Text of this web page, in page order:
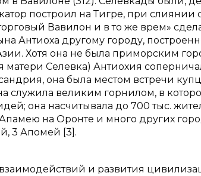
построил на Тигре, при слиянии
Вавилон и в то же врем»
Антиоха другому городу,
Хотя она не была приморским
Селевка) Антиохия
она была местом встречи
служила великим горнилом, в
она насчитывала до 700 тыс.
на Оронте и много других
3 Апомей [3].
и развития